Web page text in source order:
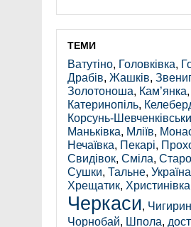
ТЕМИ
Ватутіно, Головківка,
Драбів, Жашків,
Золотоноша, Кам’янка,
Катеринопіль,
Корсунь-
Маньківка, Мліїв,
Нечаївка, Пекарі,
Свидівок, Сміла,
Сушки, Тальне, Україна
Хрещатик, Христинівка
Черкаси, Чигирин
Чорнобай, Шпола,